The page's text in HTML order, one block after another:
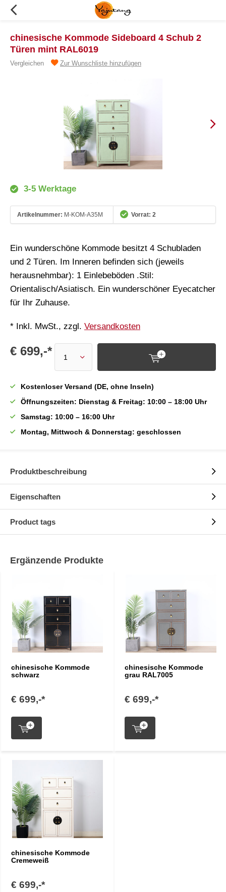
chinesische Kommode Sideboard 4 Schub 2
Türen mint RAL6019
Vergleichen Zur Wunschliste hinzufügen
3-5 Werktage
Artikelnummer: M-KOM-A35M Vorrat: 2
Ein wunderschöne Kommode besitzt 4 Schubladen
und 2 Türen. Im Inneren befinden sich (jeweils
herausnehmbar): 1 Einlebeböden .Stil:
Orientalisch/Asiatisch. Ein wunderschöner Eyecatcher
für Ihr Zuhause.
* Inkl. MwSt., zzgl. Versandkosten
€ 699,-*
Kostenloser Versand (DE, ohne Inseln)
Öffnungszeiten: Dienstag & Freitag: 10:00 – 18:00 Uhr
Samstag: 10:00 – 16:00 Uhr
Montag, Mittwoch & Donnerstag: geschlossen
Produktbeschreibung
Eigenschaften
Product tags
Ergänzende Produkte
chinesische Kommode
schwarz
€ 699,-*
chinesische Kommode
grau RAL7005
€ 699,-*
chinesische Kommode
Cremeweiß
€ 699,-*